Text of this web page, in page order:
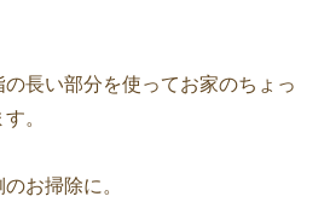
長い部分を使ってお家のちょっ
。
お掃除に。